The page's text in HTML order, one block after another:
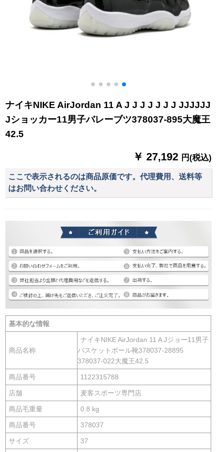
ナイキNIKE AirJordan 11 A J J J J J J J JJJJJJ
Jショッカー11男子バレーブツ378037-895大魔王
42.5
￥ 27,192 円(税込)
ここで表示されるのは商品原価です。代理費用、送料等
はお問い合わせください。
基本的な情報
商品名称
ナイキNIKE AirJordan 11 A Jジョー11男子
バスケットボール靴378037-28895
378037-022大魔王42.5
商品番号 1122315788
店舗 麦客スポーツ専門店
商品毛重量 0.8 kg
商品番号 378037
サイズ 37